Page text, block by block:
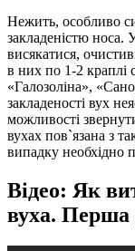
Нежить, особливо
закладеністю носа.
висякатися,
в них по 1-2 краплі
«Галозоліна»,
закладеності вух
можливості
вухах пов`язана з
випадку необхідно
Відео: Як
вуха. Перша